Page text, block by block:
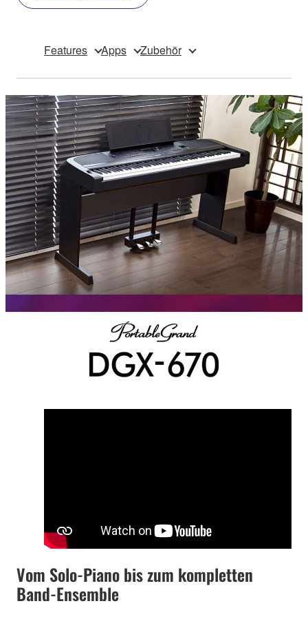
Features Apps Zubehör
Vom Solo-Piano bis zum kompletten
Band-Ensemble